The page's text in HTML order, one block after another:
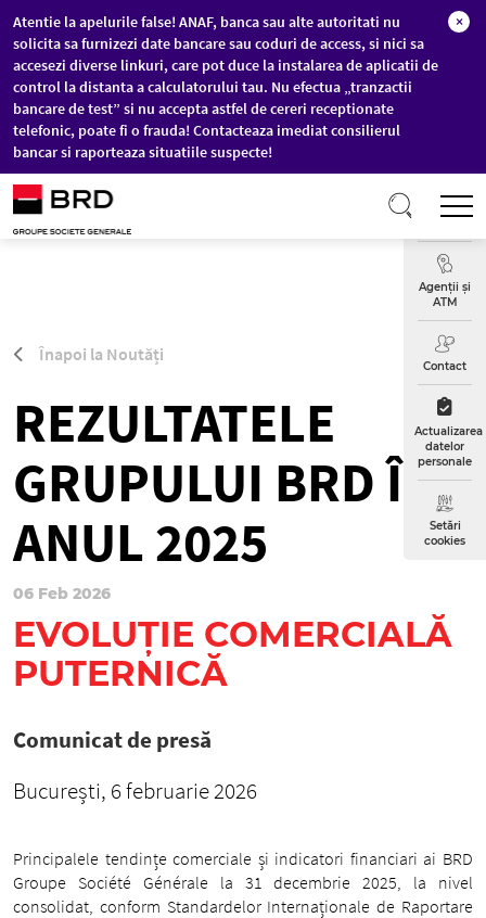
Sari la conținutul principal
Atentie la apelurile false! ANAF, banca sau alte autoritati nu
solicita sa furnizezi date bancare sau coduri de access, si nici sa
accesezi diverse linkuri, care pot duce la instalarea de aplicatii de
control la distanta a calculatorului tau. Nu efectua „tranzactii
bancare de test” si nu accepta astfel de cereri receptionate
telefonic, poate fi o frauda! Contacteaza imediat consilierul
bancar si raporteaza situatiile suspecte!
×
Curs
Agenții și
ATM
Contact
Actualizarea
datelor
personale
Setări
cookies
Înapoi la Noutăți
REZULTATELE
GRUPULUI BRD ÎN
ANUL 2025
06 Feb 2026
EVOLUȚIE COMERCIALĂ
PUTERNICĂ
Comunicat de presă
București, 6 februarie 2026
Principalele tendințe comerciale și indicatori financiari ai BRD
Groupe Société Générale la 31 decembrie 2025, la nivel
consolidat, conform Standardelor Internaționale de Raportare